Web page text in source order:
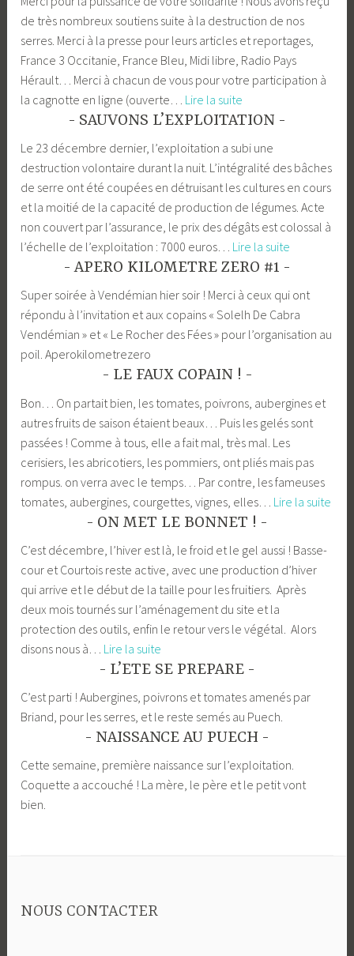
passés,
c’est
parti
les
de très nombreux soutiens suite à la destruction de nos
serres. Merci à la presse pour leurs articles et reportages,
France 3 Occitanie, France Bleu, Midi libre, Radio Pays
Hérault… Merci à chacun de vous pour votre participation à
la cagnotte en ligne (ouverte… Lire la suite
PRESSE
SAUVONS L’EXPLOITATION
Le 23 décembre dernier, l’exploitation a subi une
destruction volontaire durant la nuit. L’intégralité des bâches
de serre ont été coupées en détruisant les cultures en cours
et la moitié de la capacité de production de légumes. Acte
non couvert par l’assurance, le prix des dégâts est colossal à
l’échelle de l’exploitation : 7000 euros… Lire la suite
APERO KILOMETRE ZERO #1
Super soirée à Vendémian hier soir ! Merci à ceux qui ont
répondu à l’invitation et aux copains « Solelh De Cabra
Vendémian » et « Le Rocher des Fées » pour l’organisation au
poil. Aperokilometrezero
LE FAUX COPAIN !
Bon… On partait bien, les tomates, poivrons, aubergines et
autres fruits de saison étaient beaux… Puis les gelés sont
passées ! Comme à tous, elle a fait mal, très mal. Les
cerisiers, les abricotiers, les pommiers, ont pliés mais pas
rompus. on verra avec le temps… Par contre, les fameuses
tomates, aubergines, courgettes, vignes, elles… Lire la suite
ON MET LE BONNET !
C’est décembre, l’hiver est là, le froid et le gel aussi ! Basse-
cour et Courtois reste active, avec une production d’hiver
qui arrive et le début de la taille pour les fruitiers. Après
deux mois tournés sur l’aménagement du site et la
protection des outils, enfin le retour vers le végétal. Alors
disons nous à… Lire la suite
MET
BONNET
!
L’ETE SE PREPARE
C’est parti ! Aubergines, poivrons et tomates amenés par
Briand, pour les serres, et le reste semés au Puech.
NAISSANCE AU PUECH
Cette semaine, première naissance sur l’exploitation.
Coquette a accouché ! La mère, le père et le petit vont
bien.
NOUS CONTACTER